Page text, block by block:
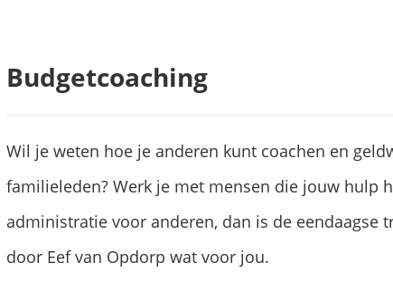
Budgetcoaching
Wil je weten hoe je anderen kunt coachen en
familieleden? Werk je met mensen die jouw hulp
administratie voor anderen, dan is de eendaagse
door Eef van Opdorp wat voor jou.